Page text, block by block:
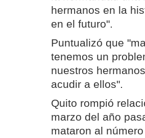
hermanos en la
en el futuro".
Puntualizó que
tenemos un
nuestros
acudir a ellos".
Quito rompió
marzo del año
mataron al